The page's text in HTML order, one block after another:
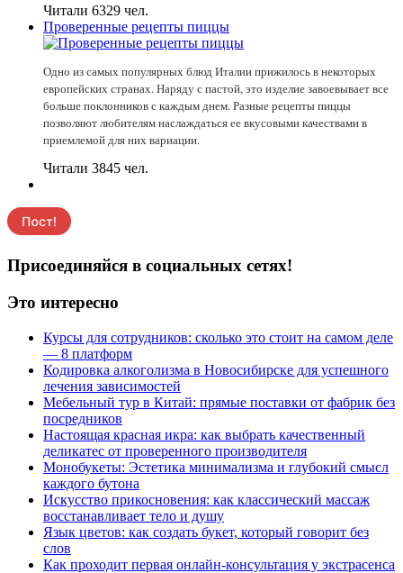
Читали 6329 чел.
Проверенные рецепты пиццы
Одно из самых популярных блюд Италии прижилось в некоторых
европейских странах. Наряду с пастой, это изделие завоевывает все
больше поклонников с каждым днем. Разные рецепты пиццы
позволяют любителям наслаждаться ее вкусовыми качествами в
приемлемой для них вариации.
Читали 3845 чел.
Присоединяйся в социальных сетях!
Это интересно
Курсы для сотрудников: сколько это стоит на самом деле
— 8 платформ
Кодировка алкоголизма в Новосибирске для успешного
лечения зависимостей
Мебельный тур в Китай: прямые поставки от фабрик без
посредников
Настоящая красная икра: как выбрать качественный
деликатес от проверенного производителя
Монобукеты: Эстетика минимализма и глубокий смысл
каждого бутона
Искусство прикосновения: как классический массаж
восстанавливает тело и душу
Язык цветов: как создать букет, который говорит без
слов
Как проходит первая онлайн-консультация у экстрасенса